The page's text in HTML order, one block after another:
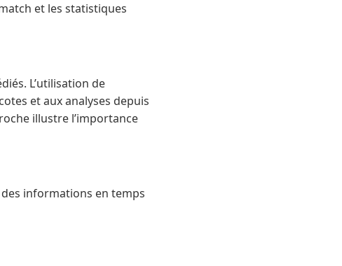
et les statistiques
L’utilisation de
et aux analyses depuis
illustre l’importance
informations en temps